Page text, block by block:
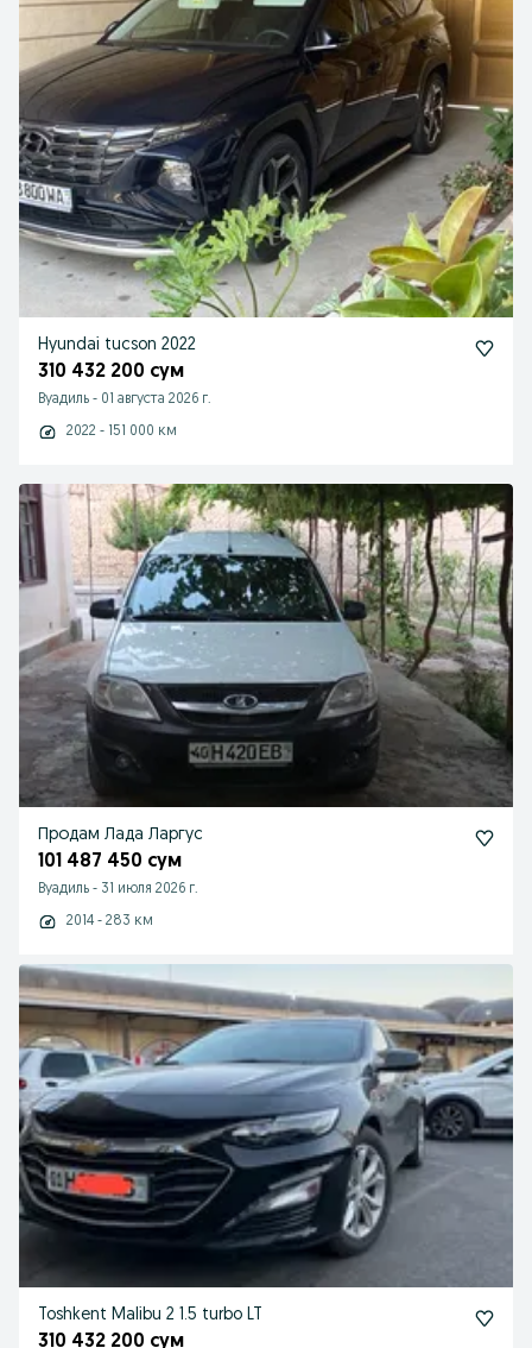
Hyundai tucson 2022
310 432 200 сум
Вуадиль - 01 августа 2026 г.
2022 - 151 000 км
Продам Лада Ларгус
101 487 450 сум
Вуадиль - 31 июля 2026 г.
2014 - 283 км
Toshkent Malibu 2 1.5 turbo LT
310 432 200 сум